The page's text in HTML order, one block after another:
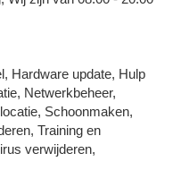
Hardware update, Hulp
Netwerkbeheer,
Schoonmaken,
Training en
verwijderen,